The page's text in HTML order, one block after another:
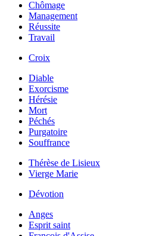
Chômage
Management
Réussite
Travail
Croix
Diable
Exorcisme
Hérésie
Mort
Péchés
Purgatoire
Souffrance
Thérèse de Lisieux
Vierge Marie
Dévotion
Anges
Esprit saint